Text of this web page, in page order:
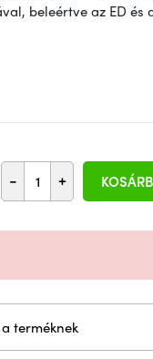
beleértve az ED és
- +
terméknek